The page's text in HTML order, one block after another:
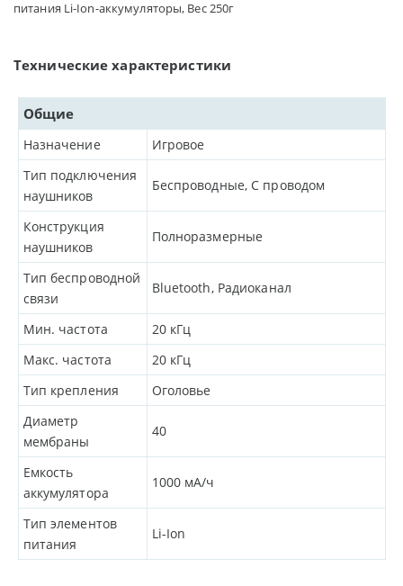
питания Li-Ion-аккумуляторы, Вес 250г
Технические характеристики
Общие
Назначение
Игровое
Тип подключения
наушников
Беспроводные, С проводом
Конструкция
наушников
Полноразмерные
Тип беспроводной
связи
Bluetooth, Радиоканал
Мин. частота 20 кГц
Макс. частота
20 кГц
Тип крепления
Оголовье
Диаметр
мембраны
40
Емкость
аккумулятора
1000 мА/ч
Тип элементов
питания
Li-Ion